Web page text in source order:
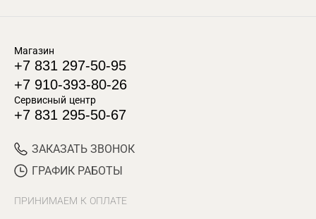
Магазин
+7 831 297-50-95
+7 910-393-80-26
Сервисный центр
+7 831 295-50-67
ЗАКАЗАТЬ ЗВОНОК
ГРАФИК РАБОТЫ
ПРИНИМАЕМ К ОПЛАТЕ